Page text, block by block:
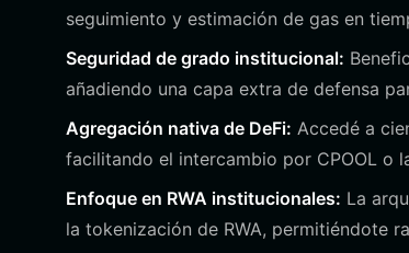
seguimiento y estimación de gas en
Seguridad de grado institucional:
añadiendo una capa extra de defensa
Agregación nativa de DeFi: Accedé a
facilitando el intercambio por CPOOL o
Enfoque en RWA institucionales: La
la tokenización de RWA, permitiéndote